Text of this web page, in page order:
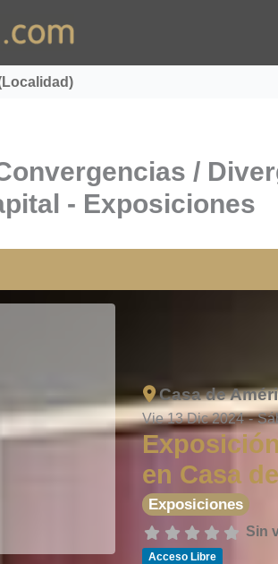
/
- Exposiciones
Casa de
Vie 13 Dic 2024 -
en Casa
Exposiciones
Sin
Acceso Libre